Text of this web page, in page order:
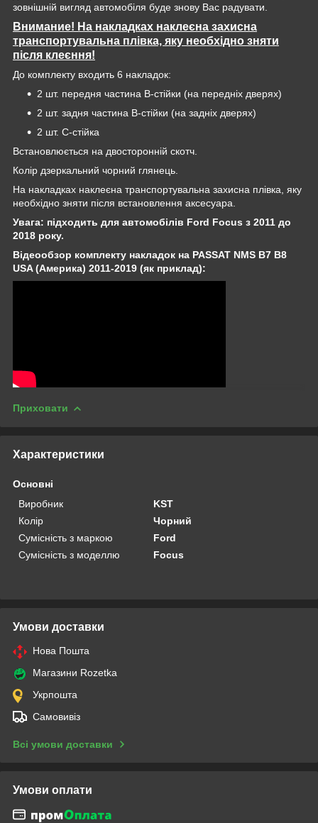
зовнішній вигляд автомобіля буде знову Вас радувати.
Внимание! На накладках наклеєна захисна
транспортувальна плівка, яку необхідно зняти
після клеєння!
До комплекту входить 6 накладок:
2 шт. передня частина B-стійки (на передніх дверях)
2 шт. задня частина B-стійки (на задніх дверях)
2 шт. C-стійка
Встановлюється на двосторонній скотч.
Колір дзеркальний чорний глянець.
На накладках наклеєна транспортувальна захисна плівка, яку
необхідно зняти після встановлення аксесуара.
Увага: підходить для автомобілів Ford Focus з 2011 до
2018 року.
Відеообзор комплекту накладок на PASSAT NMS B7 B8
USA (Америка) 2011-2019 (як приклад):
Приховати
Характеристики
Основні
Виробник
KST
Колір
Чорний
Сумісність з маркою
Ford
Сумісність з моделлю
Focus
Умови доставки
Нова Пошта
Магазини Rozetka
Укрпошта
Самовивіз
Всі умови доставки
Умови оплати